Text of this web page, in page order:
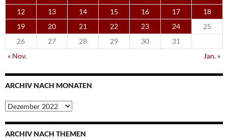
12
13 14 15 16 17
18
19
20 21 22 23 24
25
26
27 28 29 30
31
« Nov.
Jan. »
ARCHIV NACH MONATEN
Archiv
nach
Monaten
ARCHIV NACH THEMEN